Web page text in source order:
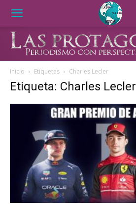
Inicio Etiquetas Charles Lecler
Etiqueta: Charles Lecler